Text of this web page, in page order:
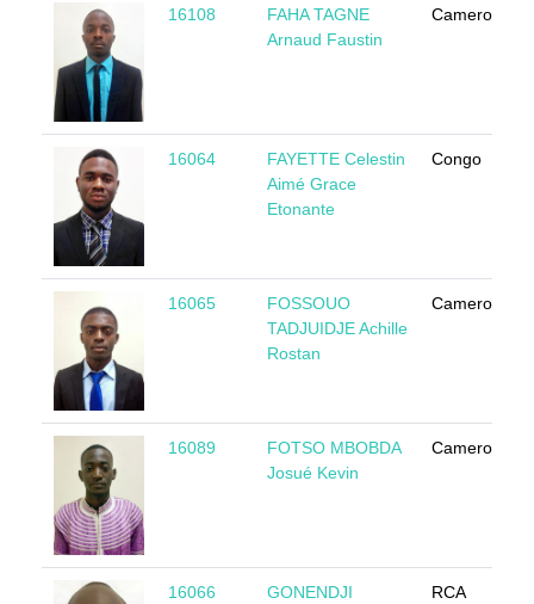
16108
FAHA TAGNE
Arnaud Faustin
Cameroun
16064
FAYETTE Celestin
Aimé Grace
Etonante
Congo
16065
FOSSOUO
TADJUIDJE Achille
Rostan
Cameroun
16089
FOTSO MBOBDA
Josué Kevin
Cameroun
16066
GONENDJI
RCA